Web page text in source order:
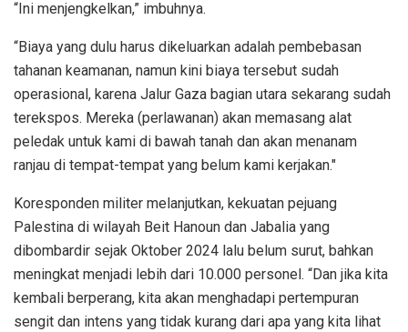
“Ini menjengkelkan,” imbuhnya.
“Biaya yang dulu harus dikeluarkan adalah pembebasan
tahanan keamanan, namun kini biaya tersebut sudah
operasional, karena Jalur Gaza bagian utara sekarang sudah
terekspos. Mereka (perlawanan) akan memasang alat
peledak untuk kami di bawah tanah dan akan menanam
ranjau di tempat-tempat yang belum kami kerjakan."
Koresponden militer melanjutkan, kekuatan pejuang
Palestina di wilayah Beit Hanoun dan Jabalia yang
dibombardir sejak Oktober 2024 lalu belum surut, bahkan
meningkat menjadi lebih dari 10.000 personel. “Dan jika kita
kembali berperang, kita akan menghadapi pertempuran
sengit dan intens yang tidak kurang dari apa yang kita lihat